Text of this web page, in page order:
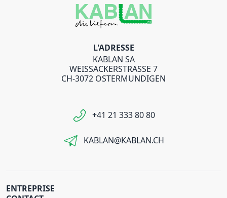
L'ADRESSE
KABLAN SA
WEISSACKERSTRASSE 7
CH-3072 OSTERMUNDIGEN
+41 21 333 80 80
KABLAN@KABLAN.CH
ENTREPRISE